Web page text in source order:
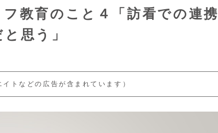
教育のこと４「訪看での連携
思う」
トなどの広告が含まれています）